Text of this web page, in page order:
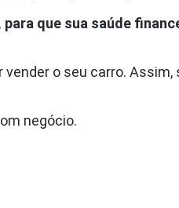
que sua saúde
o seu carro. Assim,
negócio.